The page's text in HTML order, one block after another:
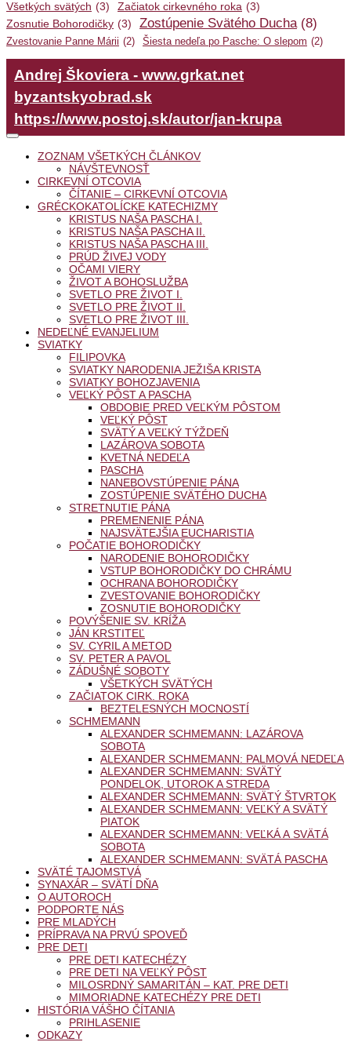
Všetkých svätých (3) Začiatok cirkevného roka (3)
Zosnutie Bohorodičky (3) Zostúpenie Svätého Ducha (8)
Zvestovanie Panne Márii (2) Šiesta nedeľa po Pasche: O slepom (2)
Andrej Škoviera - www.grkat.net
byzantskyobrad.sk
https://www.postoj.sk/autor/jan-krupa
ZOZNAM VŠETKÝCH ČLÁNKOV
NÁVŠTEVNOSŤ
CIRKEVNÍ OTCOVIA
ČÍTANIE – CIRKEVNÍ OTCOVIA
GRÉCKOKATOLÍCKE KATECHIZMY
KRISTUS NAŠA PASCHA I.
KRISTUS NAŠA PASCHA II.
KRISTUS NAŠA PASCHA III.
PRÚD ŽIVEJ VODY
OČAMI VIERY
ŽIVOT A BOHOSLUŽBA
SVETLO PRE ŽIVOT I.
SVETLO PRE ŽIVOT II.
SVETLO PRE ŽIVOT III.
NEDEĽNÉ EVANJELIUM
SVIATKY
FILIPOVKA
SVIATKY NARODENIA JEŽIŠA KRISTA
SVIATKY BOHOZJAVENIA
VEĽKÝ PÔST A PASCHA
OBDOBIE PRED VEĽKÝM PÔSTOM
VEĽKÝ PÔST
SVÄTÝ A VEĽKÝ TÝŽDEŇ
LAZÁROVA SOBOTA
KVETNÁ NEDEĽA
PASCHA
NANEBOVSTÚPENIE PÁNA
ZOSTÚPENIE SVÄTÉHO DUCHA
STRETNUTIE PÁNA
PREMENENIE PÁNA
NAJSVÄTEJŠIA EUCHARISTIA
POČATIE BOHORODIČKY
NARODENIE BOHORODIČKY
VSTUP BOHORODIČKY DO CHRÁMU
OCHRANA BOHORODIČKY
ZVESTOVANIE BOHORODIČKY
ZOSNUTIE BOHORODIČKY
POVÝŠENIE SV. KRÍŽA
JÁN KRSTITEĽ
SV. CYRIL A METOD
SV. PETER A PAVOL
ZÁDUŠNÉ SOBOTY
VŠETKÝCH SVÄTÝCH
ZAČIATOK CIRK. ROKA
BEZTELESNÝCH MOCNOSTÍ
SCHMEMANN
ALEXANDER SCHMEMANN: LAZÁROVA
SOBOTA
ALEXANDER SCHMEMANN: PALMOVÁ NEDEĽA
ALEXANDER SCHMEMANN: SVÄTÝ
PONDELOK, UTOROK A STREDA
ALEXANDER SCHMEMANN: SVÄTÝ ŠTVRTOK
ALEXANDER SCHMEMANN: VEĽKÝ A SVÄTÝ
PIATOK
ALEXANDER SCHMEMANN: VEĽKÁ A SVÄTÁ
SOBOTA
ALEXANDER SCHMEMANN: SVÄTÁ PASCHA
SVÄTÉ TAJOMSTVÁ
SYNAXÁR – SVÄTÍ DŇA
O AUTOROCH
PODPORTE NÁS
PRE MLADÝCH
PRÍPRAVA NA PRVÚ SPOVEĎ
PRE DETI
PRE DETI KATECHÉZY
PRE DETI NA VEĽKÝ PÔST
MILOSRDNÝ SAMARITÁN – KAT. PRE DETI
MIMORIADNE KATECHÉZY PRE DETI
HISTÓRIA VÁŠHO ČÍTANIA
PRIHLASENIE
ODKAZY